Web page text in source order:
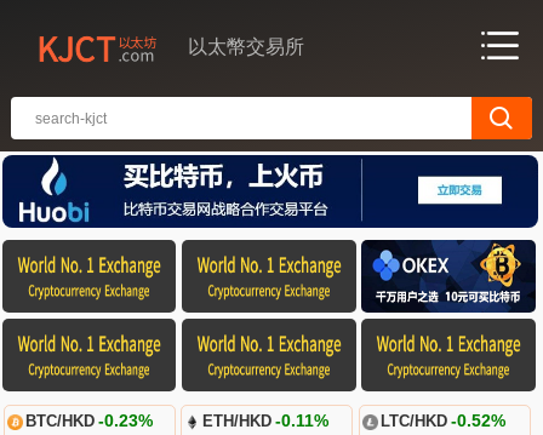
以太幣交易所
BTC/HKD -0.23% ETH/HKD -0.11% LTC/HKD -0.52%